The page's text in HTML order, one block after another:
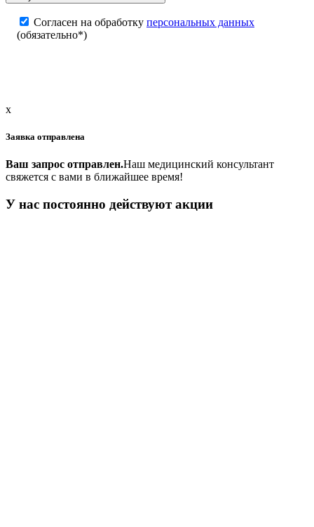
Согласен на обработку персональных данных
(обязательно*)
x
Заявка отправлена
Ваш запрос отправлен.Наш медицинский консультант
свяжется с вами в ближайшее время!
У нас постоянно действуют акции